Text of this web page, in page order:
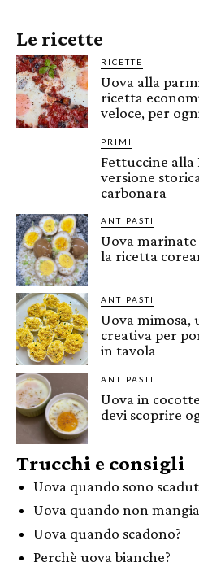
Le ricette
RICETTE
Uova alla
ricetta
veloce, per
PRIMI
Fettuccine alla
versione
carbonara
ANTIPASTI
Uova marinate
la ricetta
ANTIPASTI
Uova mimosa,
creativa per
in tavola
ANTIPASTI
Uova in
devi scoprire
Trucchi e consigli
Uova quando sono
Uova quando non
Uova quando scadono?
Perchè uova bianche?